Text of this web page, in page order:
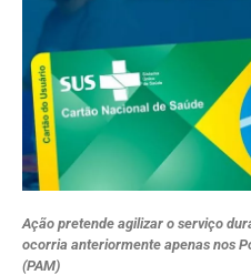
Ação pretende agilizar o serviço
ocorria anteriormente apenas nos
(PAM)